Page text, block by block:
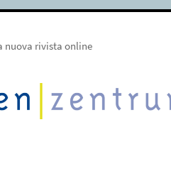
nuova rivista online